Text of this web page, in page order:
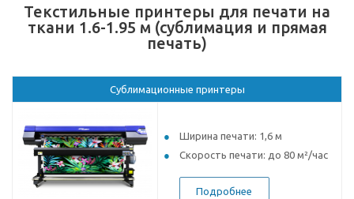
Текстильные принтеры для печати на
ткани 1.6-1.95 м (сублимация и прямая
печать)
Сублимационные принтеры
Ширина печати: 1,6 м
Скорость печати: до 80 м²/час
Подробнее